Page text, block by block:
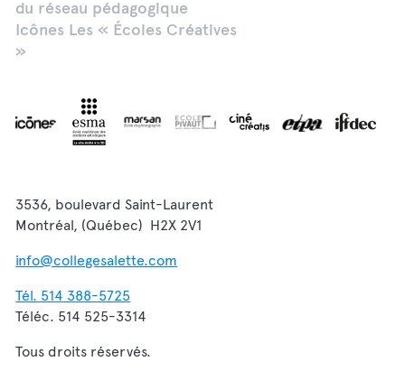
du réseau pédagogique
Icônes Les « Écoles Créatives
»
3536, boulevard Saint-Laurent
Montréal, (Québec) H2X 2V1
info@collegesalette.com
Tél. 514 388-5725
Téléc. 514 525-3314
Tous droits réservés.